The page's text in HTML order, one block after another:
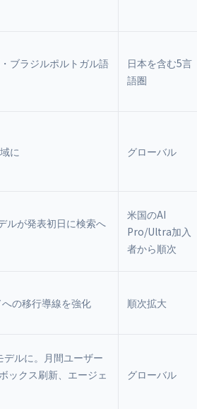
ブラジルポルトガル語
日本を含む5言
語圏
に グローバル
ルが発表初日に検索へ
米国のAI
Pro/Ultra加入
者から順次
の移行導線を強化 順次拡大
ルに。月間ユーザー
ックス刷新、エージェ
グローバル